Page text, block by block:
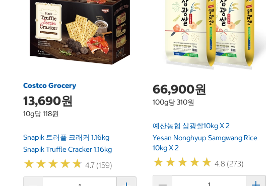
Costco Grocery
13,690원
10g당 118원
Snapik 트러플 크래커 1.16kg
Snapik Truffle Cracker 1.16kg
★★★★★
★★★★★ 4.7 (159)
66,900원
100g당 310원
예산농협 삼광쌀10kg X 2
Yesan Nonghyup Samgwang Rice
10kg X 2
★★★★★
★★★★★ 4.8 (273)